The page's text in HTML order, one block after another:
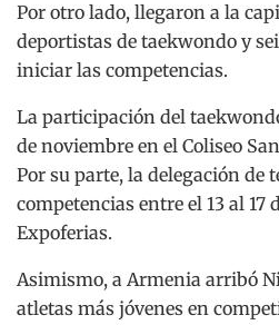
Por otro lado, llegaron a la
deportistas de taekwondo y
iniciar las competencias.
La participación del
de noviembre en el Coliseo
Por su parte, la delegación de
competencias entre el 13 al 17
Expoferias.
Asimismo, a Armenia arribó
atletas más jóvenes en